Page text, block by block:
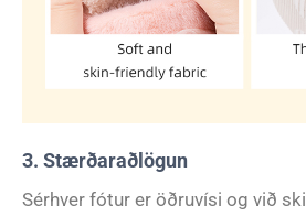
3. Stærðaraðlögun
Sérhver fótur er öðruvísi og við